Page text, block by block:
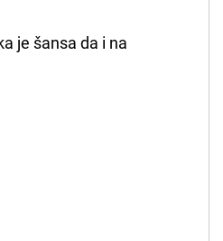
je šansa da i na